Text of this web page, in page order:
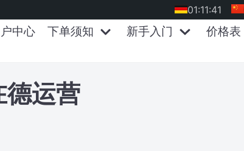
中心 下单须知 新手入门 价格表
01:11:41
运营